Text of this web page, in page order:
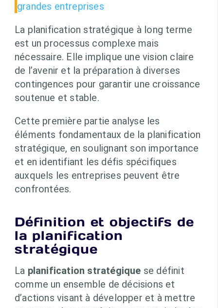
grandes entreprises
La planification stratégique à long terme
est un processus complexe mais
nécessaire. Elle implique une vision claire
de l’avenir et la préparation à diverses
contingences pour garantir une croissance
soutenue et stable.
Cette première partie analyse les
éléments fondamentaux de la planification
stratégique, en soulignant son importance
et en identifiant les défis spécifiques
auxquels les entreprises peuvent être
confrontées.
Définition et objectifs de
la planification
stratégique
La planification stratégique se définit
comme un ensemble de décisions et
d’actions visant à développer et à mettre